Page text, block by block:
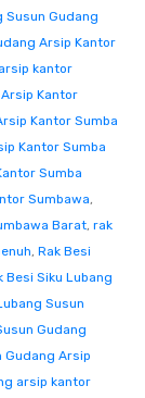
Susun Gudang
Arsip Kantor
kantor
Kantor
Kantor Sumba
Kantor Sumba
Sumba
Sumbawa,
Barat, rak
, Rak Besi
Besi Siku Lubang
Susun
Gudang
Gudang Arsip
arsip kantor